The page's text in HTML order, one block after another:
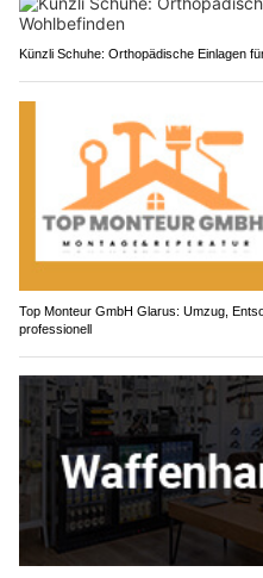
Künzli Schuhe: Orthopädische Einlagen
Top Monteur GmbH Glarus: Umzug,
professionell